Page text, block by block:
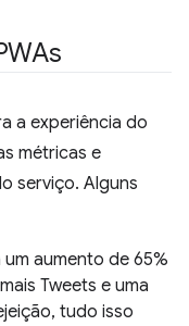
a experiência do
métricas e
serviço. Alguns
aumento de 65%
Tweets e uma
tudo isso